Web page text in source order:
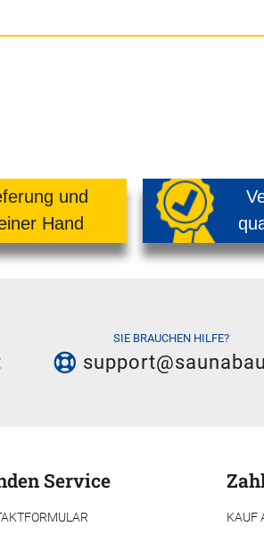
und
Hand
SIE BRAUCHEN HILFE?
Service
KAUF